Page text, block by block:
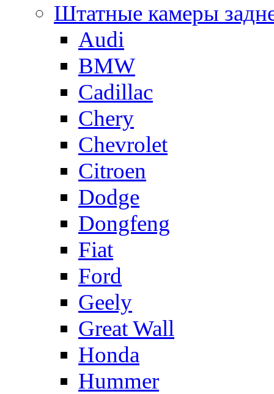
Штатные камеры
Audi
BMW
Cadillac
Chery
Chevrolet
Citroen
Dodge
Dongfeng
Fiat
Ford
Geely
Great Wall
Honda
Hummer